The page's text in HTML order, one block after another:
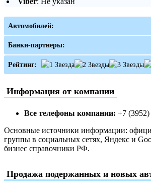
Автомобилей:
Банки-партнеры:
Рейтинг:
Информация от компании
Все телефоны компании: +7
Основные источники информации:
группы в социальных сетях, Яндекс и
бизнес справочники РФ.
Продажа подержанных и новых